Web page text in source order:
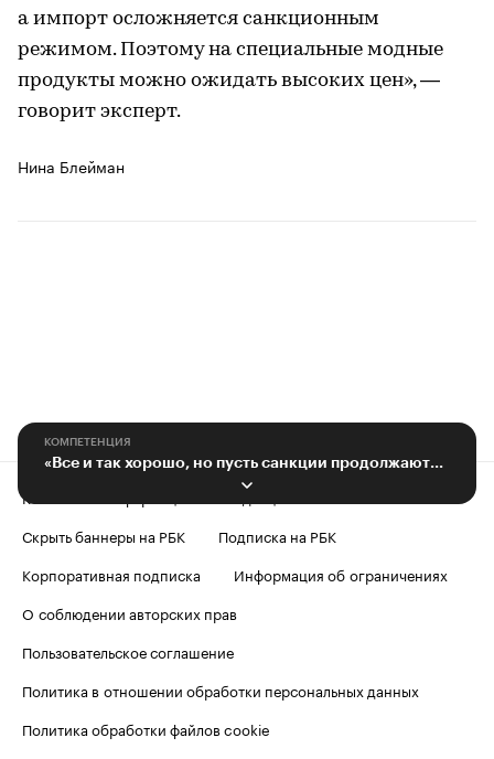
а импорт осложняется санкционным
режимом. Поэтому на специальные модные
продукты можно ожидать высоких цен», —
говорит эксперт.
Нина Блейман
КОМПЕТЕНЦИЯ
Контактная информация
Редакция
Скрыть баннеры на РБК
Подписка на РБК
Корпоративная подписка
Информация об ограничениях
О соблюдении авторских прав
Пользовательское соглашение
Политика в отношении обработки персональных данных
Политика обработки файлов cookie